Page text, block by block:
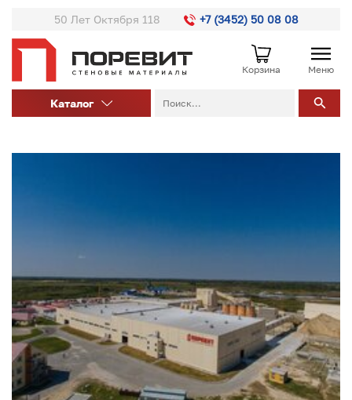
50 Лет Октября 118 +7 (3452) 50 08 08
Корзина Меню
Каталог